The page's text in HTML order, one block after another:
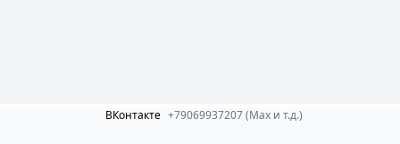
ВКонтакте +79069937207 (Max и т.д.)